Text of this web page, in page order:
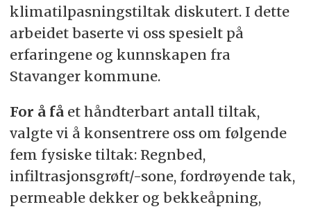
klimatilpasningstiltak diskutert. I dette
arbeidet baserte vi oss spesielt på
erfaringene og kunnskapen fra
Stavanger kommune.
For å fået håndterbart antall tiltak,
valgte vi å konsentrere oss om følgende
fem fysiske tiltak: Regnbed,
infiltrasjonsgrøft/-sone, fordrøyende tak,
permeable dekker og bekkeåpning,